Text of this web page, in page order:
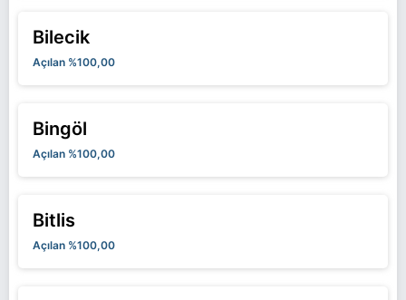
Bilecik
Açılan %100,00
Bingöl
Açılan %100,00
Bitlis
Açılan %100,00